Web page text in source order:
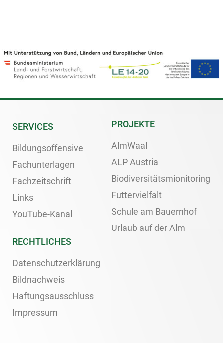
SERVICES
Bildungsoffensive
Fachunterlagen
Fachzeitschrift
Links
YouTube-Kanal
PROJEKTE
AlmWaal
ALP Austria
Biodiversitätsmionitoring
Futtervielfalt
Schule am Bauernhof
Urlaub auf der Alm
RECHTLICHES
Datenschutzerklärung
Bildnachweis
Haftungsausschluss
Impressum